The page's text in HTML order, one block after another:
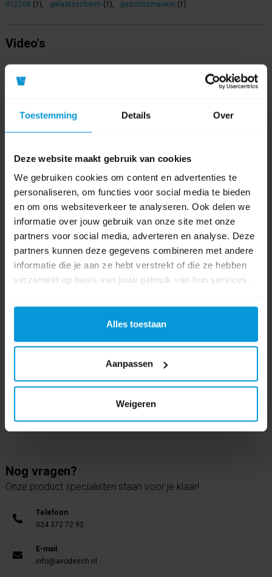
Toestemming Details Over
Deze website maakt gebruik van cookies
We gebruiken cookies om content en advertenties te
personaliseren, om functies voor social media te bieden
en om ons websiteverkeer te analyseren. Ook delen we
informatie over jouw gebruik van onze site met onze
partners voor social media, adverteren en analyse. Deze
partners kunnen deze gegevens combineren met andere
informatie die je aan ze hebt verstrekt of die ze hebben
verzameld op basis van jouw gebruik van hun services.
Alles toestaan
Aanpassen
Weigeren
912208 (1), gelaatsscherm (1), gezichtsmasker (1)
Video's
0 beoordeling(en)
Nog vragen?
Onze product specialisten staan voor je klaar!
Telefoon
024 372 72 92
E-mail
info@avodesch.nl